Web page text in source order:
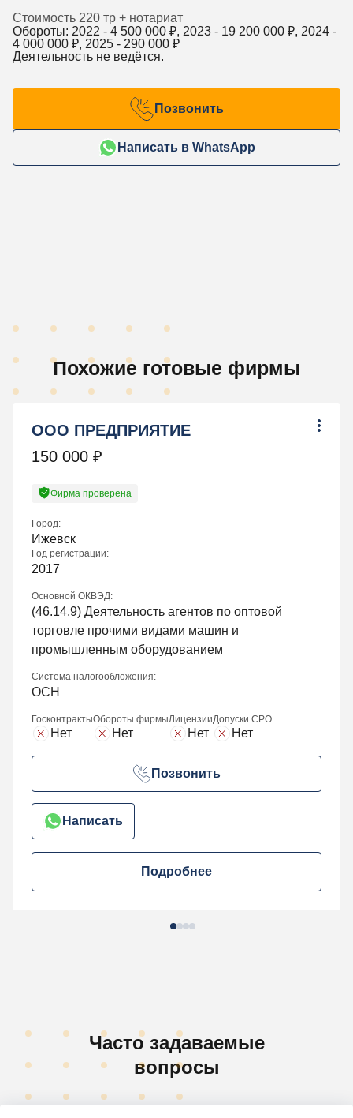
Стоимость 220 тр + нотариат
Обороты: 2022 - 4 500 000 ₽, 2023 - 19 200 000 ₽, 2024 -
4 000 000 ₽, 2025 - 290 000 ₽
Деятельность не ведётся.
Позвонить
Написать в WhatsApp
Похожие готовые фирмы
ООО ПРЕДПРИЯТИЕ
150 000 ₽
Фирма проверена
Город:
Ижевск
Год регистрации:
2017
Основной ОКВЭД:
(46.14.9) Деятельность агентов по оптовой
торговле прочими видами машин и
промышленным оборудованием
Система налогообложения:
ОСН
Госконтракты
Нет
Обороты фирмы
Нет
Лицензии
Нет
Допуски СРО
Нет
Позвонить
Написать
Подробнее
Часто задаваемые
вопросы